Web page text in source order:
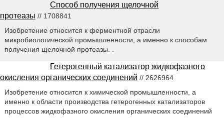
Способ получения щелочной
протеазы // 1708841
Изобретение относится к ферментной отрасли
микробиологической промышленности, а именно к способам
получения щелочной протеазы. .
Гетерогенный катализатор жидкофазного
окисления органических соединений // 2626964
Изобретение относится к химической промышленности, а
именно к области производства гетерогенных катализаторов
процессов жидкофазного окисления органических соединений